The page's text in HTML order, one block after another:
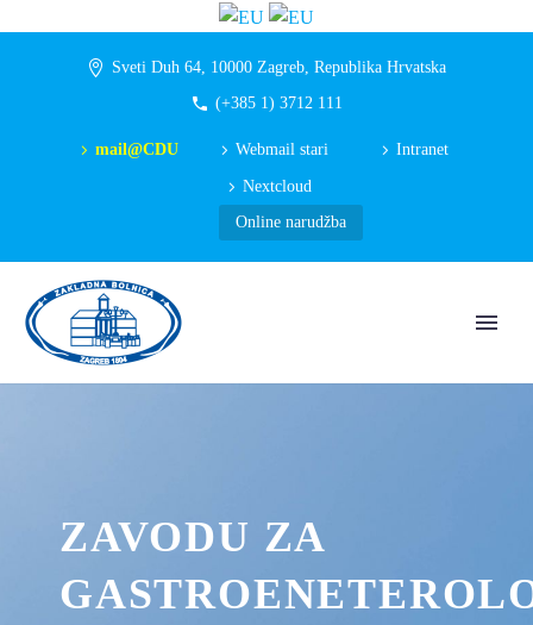
Sveti Duh 64, 10000 Zagreb, Republika Hrvatska
(+385 1) 3712 111
mail@CDU Webmail stari Intranet
Nextcloud
Online narudžba
ZAVODU ZA